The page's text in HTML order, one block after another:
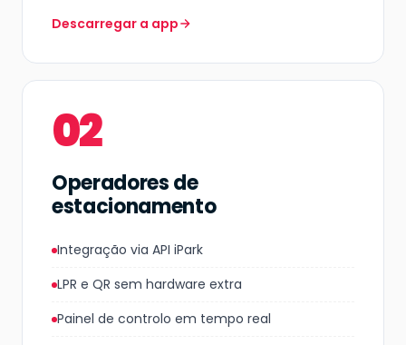
Descarregar a app
02
Operadores de
estacionamento
Integração via API iPark
LPR e QR sem hardware extra
Painel de controlo em tempo real